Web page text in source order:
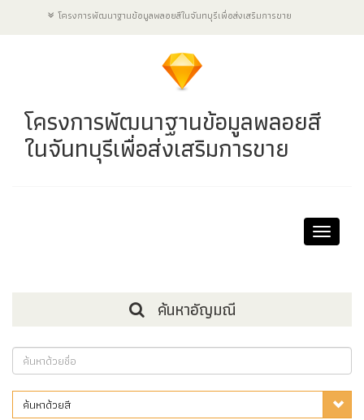
โครงการพัฒนาฐานข้อมูลพลอยสีในจันทบุรีเพื่อส่งเสริมการขาย
โครงการพัฒนาฐานข้อมูลพลอยสี
ในจันทบุรีเพื่อส่งเสริมการขาย
Toggle
ค้นหาอัญมณี
ค้นหาด้วยสี